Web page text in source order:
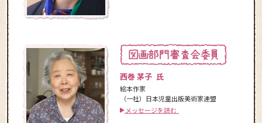
西巻 茅子 氏
絵本作家
（一社）日本児童出版美術家連盟
メッセージを読む